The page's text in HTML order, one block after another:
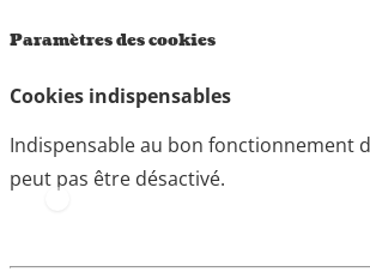
Paramètres des cookies
Cookies indispensables
Indispensable au bon fonctionnement
peut pas être désactivé.